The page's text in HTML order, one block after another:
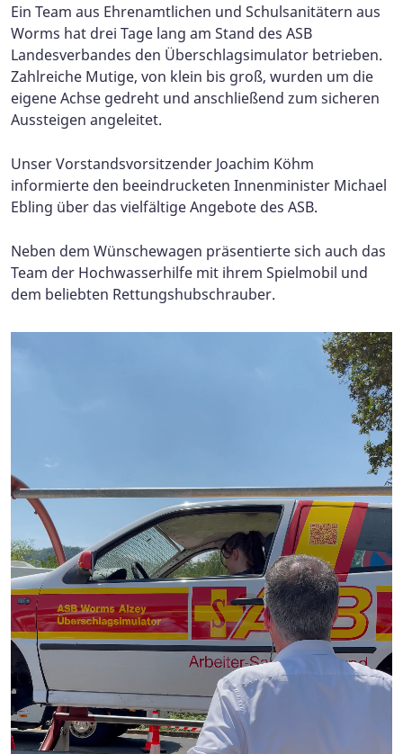
Ein Team aus Ehrenamtlichen und Schulsanitätern aus
Worms hat drei Tage lang am Stand des ASB
Landesverbandes den Überschlagsimulator betrieben.
Zahlreiche Mutige, von klein bis groß, wurden um die
eigene Achse gedreht und anschließend zum sicheren
Aussteigen angeleitet.
Unser Vorstandsvorsitzender Joachim Köhm
informierte den beeindrucketen Innenminister Michael
Ebling über das vielfältige Angebote des ASB.
Neben dem Wünschewagen präsentierte sich auch das
Team der Hochwasserhilfe mit ihrem Spielmobil und
dem beliebten Rettungshubschrauber.